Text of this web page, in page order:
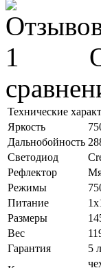
Технические
Яркость
Дальнобойность
Светодиод
Рефлектор
Режимы
Питание
Размеры
Вес
Гарантия
5